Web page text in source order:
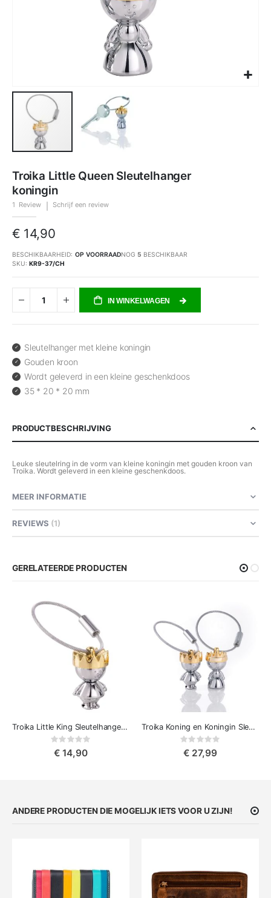
het
begin
van
de
afbeeldingen-
Troika Little Queen Sleutelhanger
koningin
1 Review Schrijf een review
€ 14,90
BESCHIKBAARHEID: OP VOORRAADNOG 5 BESCHIKBAAR
SKU KR9-37/CH
IN WINKELWAGEN
Sleutelhanger met kleine koningin
Gouden kroon
Wordt geleverd in een kleine geschenkdoos
35 * 20 * 20 mm
PRODUCTBESCHRIJVING
Leuke sleutelring in de vorm van kleine koningin met gouden kroon van
Troika. Wordt geleverd in een kleine geschenkdoos.
MEER INFORMATIE
REVIEWS 1
GERELATEERDE PRODUCTEN
Troika Little King Sleutelhanger koning
Rating:
€ 14,90
Troika Koning en Koningin Sleutelhangers set
Rating:
€ 27,99
ANDERE PRODUCTEN DIE MOGELIJK IETS VOOR U ZIJN!